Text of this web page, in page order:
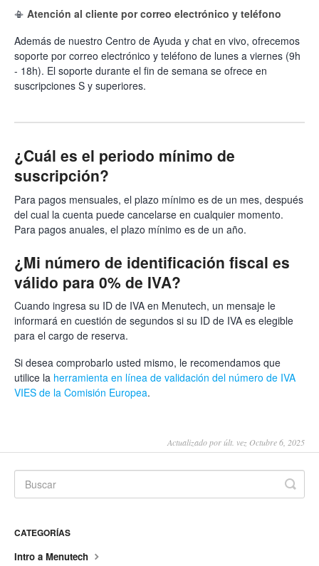
📳 Atención al cliente por correo electrónico y teléfono
Además de nuestro Centro de Ayuda y chat en vivo, ofrecemos
soporte por correo electrónico y teléfono de lunes a viernes (9h
- 18h). El soporte durante el fin de semana se ofrece en
suscripciones S y superiores.
¿Cuál es el periodo mínimo de
suscripción?
Para pagos mensuales, el plazo mínimo es de un mes, después
del cual la cuenta puede cancelarse en cualquier momento.
Para pagos anuales, el plazo mínimo es de un año.
¿Mi número de identificación fiscal es
válido para 0% de IVA?
Cuando ingresa su ID de IVA en Menutech, un mensaje le
informará en cuestión de segundos si su ID de IVA es elegible
para el cargo de reserva.
Si desea comprobarlo usted mismo, le recomendamos que
utilice la herramienta en línea de validación del número de IVA
VIES de la Comisión Europea.
Actualizado por últ. vez Octubre 6, 2025
CATEGORÍAS
Intro a Menutech